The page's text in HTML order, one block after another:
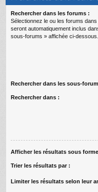
Rechercher dans les forums :
Sélectionnez le ou les forums
seront automatiquement inclus
sous-forums » affichée ci-dessous.
Rechercher dans les sous-
Rechercher dans :
Afficher les résultats sous
Trier les résultats par :
Limiter les résultats selon leur